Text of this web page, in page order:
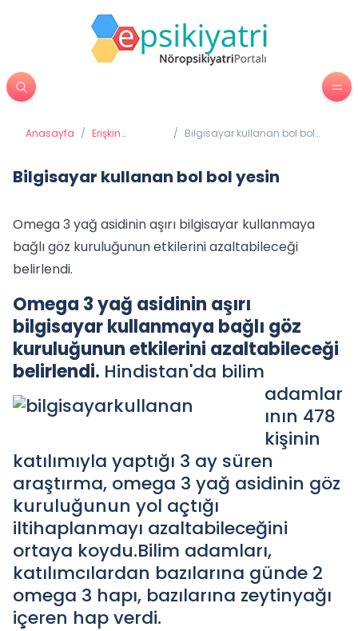
Anasayfa / Erişkin
/ Bilgisayar kullanan bol bol
Bilgisayar kullanan bol bol yesin
Omega 3 yağ asidinin aşırı bilgisayar kullanmaya
bağlı göz kuruluğunun etkilerini azaltabileceği
belirlendi.
Omega 3 yağ asidinin aşırı
bilgisayar kullanmaya bağlı göz
kuruluğunun etkilerini azaltabileceği
belirlendi. Hindistan'da bilim
adamlar
ının 478
kişinin
katılımıyla yaptığı 3 ay süren
araştırma, omega 3 yağ asidinin göz
kuruluğunun yol açtığı
iltihaplanmayı azaltabileceğini
ortaya koydu.Bilim adamları,
katılımcılardan bazılarına günde 2
omega 3 hapı, bazılarına zeytinyağı
içeren hap verdi.